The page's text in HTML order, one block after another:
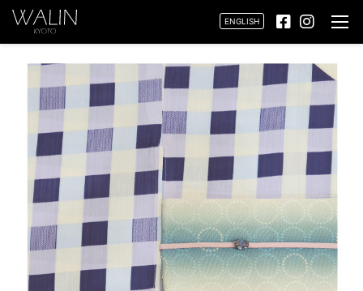
ENGLISH